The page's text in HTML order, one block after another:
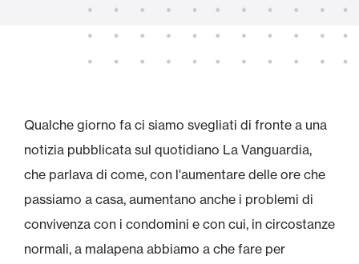
Qualche giorno fa ci siamo svegliati di fronte a una
notizia pubblicata sul quotidiano La Vanguardia,
che parlava di come, con l'aumentare delle ore che
passiamo a casa, aumentano anche i problemi di
convivenza con i condomini e con cui, in circostanze
normali, a malapena abbiamo a che fare per